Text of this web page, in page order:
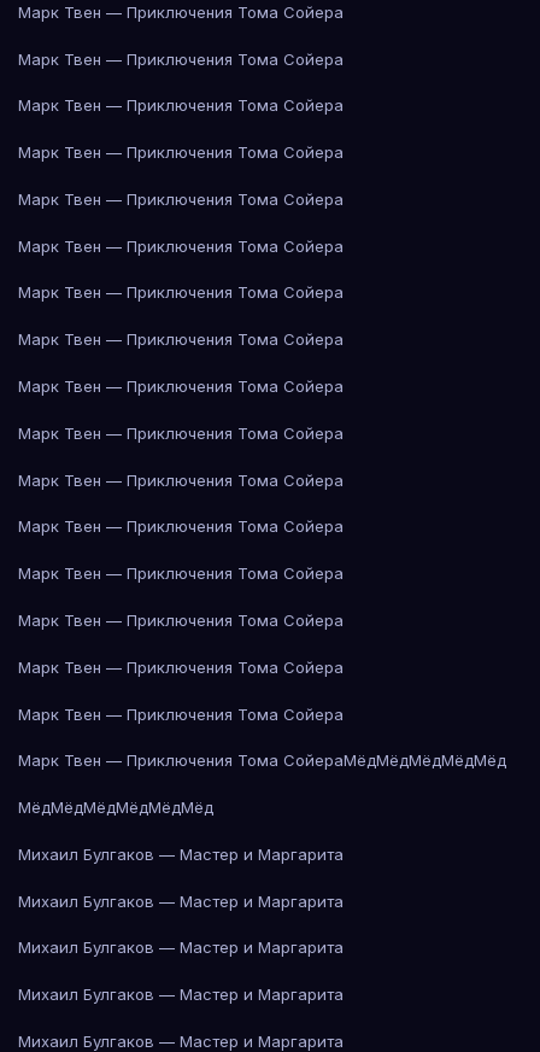
Марк Твен — Приключения Тома Сойера
Марк Твен — Приключения Тома Сойера
Марк Твен — Приключения Тома Сойера
Марк Твен — Приключения Тома Сойера
Марк Твен — Приключения Тома Сойера
Марк Твен — Приключения Тома Сойера
Марк Твен — Приключения Тома Сойера
Марк Твен — Приключения Тома Сойера
Марк Твен — Приключения Тома Сойера
Марк Твен — Приключения Тома Сойера
Марк Твен — Приключения Тома Сойера
Марк Твен — Приключения Тома Сойера
Марк Твен — Приключения Тома Сойера
Марк Твен — Приключения Тома Сойера
Марк Твен — Приключения Тома Сойера
Марк Твен — Приключения Тома Сойера
Марк Твен — Приключения Тома СойераМёдМёдМёдМёдМёд
МёдМёдМёдМёдМёдМёд
Михаил Булгаков — Мастер и Маргарита
Михаил Булгаков — Мастер и Маргарита
Михаил Булгаков — Мастер и Маргарита
Михаил Булгаков — Мастер и Маргарита
Михаил Булгаков — Мастер и Маргарита